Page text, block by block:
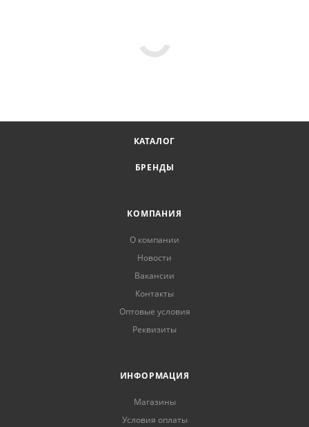
КАТАЛОГ
БРЕНДЫ
КОМПАНИЯ
О компании
Новости
Вакансии
Контакты
Оптовые условия
Реквизиты
ИНФОРМАЦИЯ
Магазины
Условия оплаты